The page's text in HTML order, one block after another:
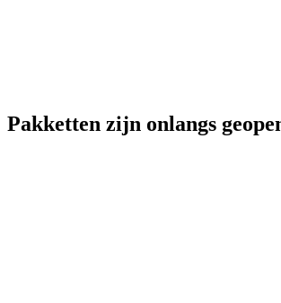
Pakketten zijn onlangs